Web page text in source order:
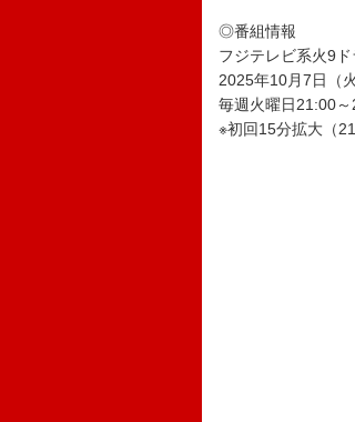
◎番組情報
フジテレビ系火9ド
2025年10月7日（
毎週火曜日21:00
※初回15分拡大（